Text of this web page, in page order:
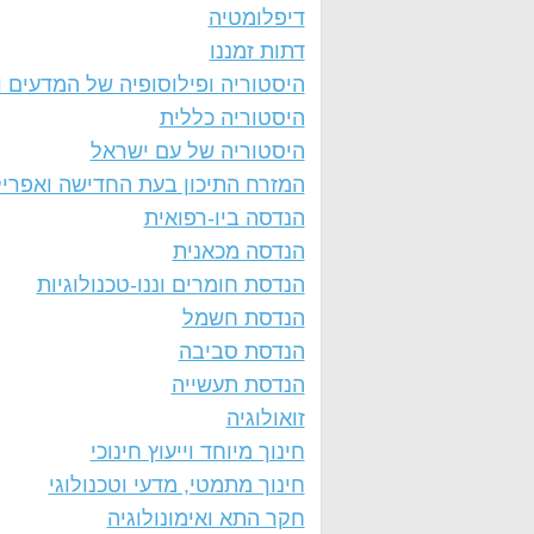
דיפלומטיה
דתות זמננו
היסטוריה ופילוסופיה של המדעים
היסטוריה כללית
היסטוריה של עם ישראל
המזרח התיכון בעת החדישה
הנדסה ביו-רפואית
הנדסה מכאנית
הנדסת חומרים וננו-טכנולוגיות
הנדסת חשמל
הנדסת סביבה
הנדסת תעשייה
זואולוגיה
חינוך מיוחד וייעוץ חינוכי
חינוך מתמטי, מדעי וטכנולוגי
חקר התא ואימונולוגיה